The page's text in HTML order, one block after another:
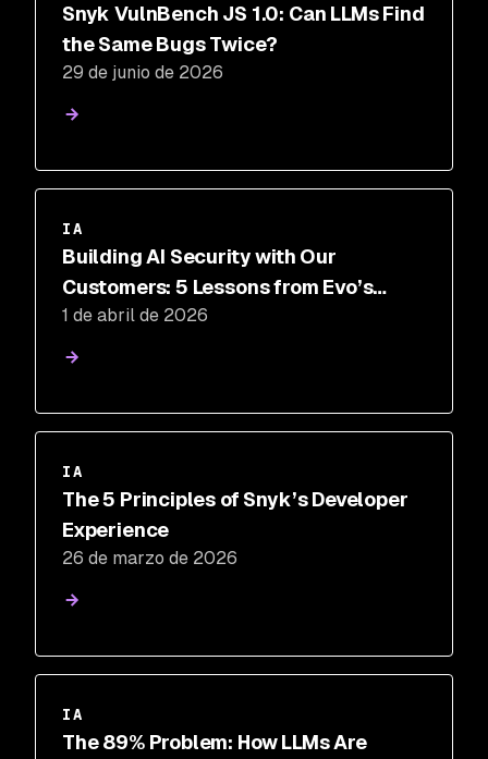
Snyk VulnBench JS 1.0: Can LLMs Find
the Same Bugs Twice?
29 de junio de 2026
IA
Building AI Security with Our
Customers: 5 Lessons from Evo’s
Design Partner Program
1 de abril de 2026
IA
The 5 Principles of Snyk’s Developer
Experience
26 de marzo de 2026
IA
The 89% Problem: How LLMs Are